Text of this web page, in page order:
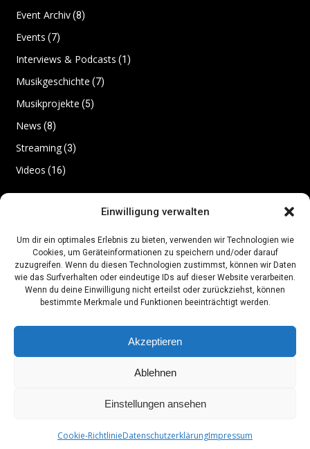
Einwilligung verwalten
Um dir ein optimales Erlebnis zu bieten, verwenden wir Technologien wie
Cookies, um Geräteinformationen zu speichern und/oder darauf
zuzugreifen. Wenn du diesen Technologien zustimmst, können wir Daten
wie das Surfverhalten oder eindeutige IDs auf dieser Website verarbeiten.
Wenn du deine Einwilligung nicht erteilst oder zurückziehst, können
bestimmte Merkmale und Funktionen beeinträchtigt werden.
Akzeptieren
Ablehnen
Einstellungen ansehen
Cookie-RichtlinieDatenschutzerklärungImpressum
Event Archiv(8)
Events (7)
Interviews & Podcasts (1)
Musikgeschichte (7)
Musikprojekte (5)
News (8)
Streaming(3)
Videos (16)
Juli 2026(1)
Juni 2026(2)
Mai 2026
März 2026
November 2025